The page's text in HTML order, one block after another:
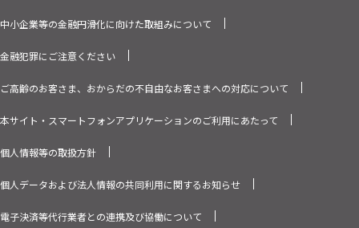
中小企業等の金融円滑化に向けた取組みについて
金融犯罪にご注意ください
ご高齢のお客さま、おからだの不自由なお客さまへの対応について
本サイト・スマートフォンアプリケーションのご利用にあたって
個人情報等の取扱方針
個人データおよび法人情報の共同利用に関するお知らせ
電子決済等代行業者との連携及び協働について